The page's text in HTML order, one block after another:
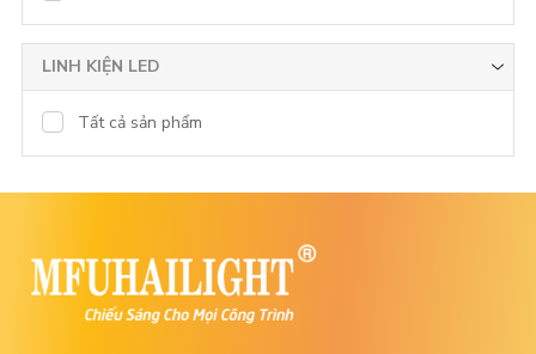
LINH KIỆN LED
Tất cả sản phẩm